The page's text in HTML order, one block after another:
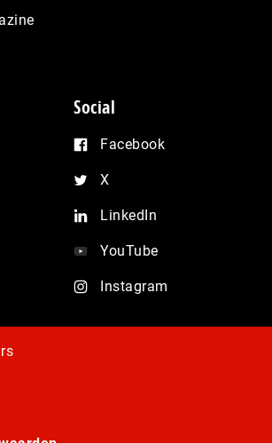
Social
Facebook
X
LinkedIn
YouTube
Instagram